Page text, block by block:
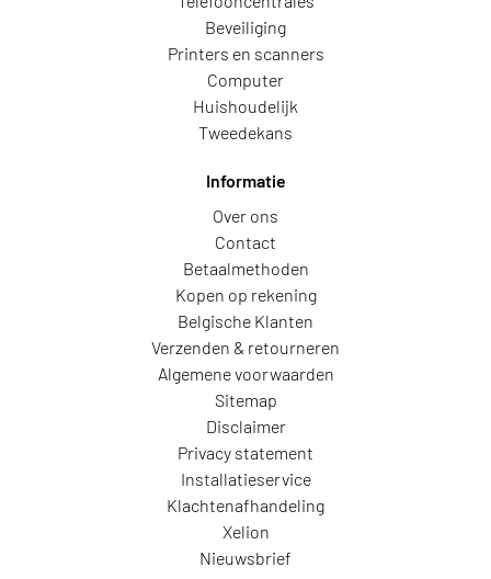
Beveiliging
Printers en scanners
Computer
Huishoudelijk
Tweedekans
Informatie
Over ons
Contact
Betaalmethoden
Kopen op rekening
Belgische Klanten
Verzenden & retourneren
Algemene voorwaarden
Sitemap
Disclaimer
Privacy statement
Installatieservice
Klachtenafhandeling
Xelion
Nieuwsbrief